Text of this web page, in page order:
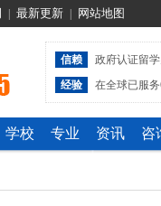
最新更新 网站地图
信赖 政府认证留
经验
在全球已服
学校 专业 资讯 咨